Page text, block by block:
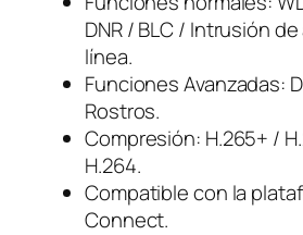
DNR / BLC / Intrusión
línea.
Funciones Avanzadas:
Rostros.
Compresión: H.265+ /
H.264.
Compatible con la
Connect.